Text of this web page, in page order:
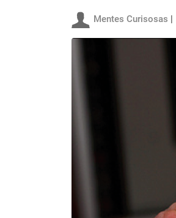
Mentes Curisosas